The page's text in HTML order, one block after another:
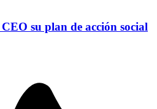
su plan de acción social